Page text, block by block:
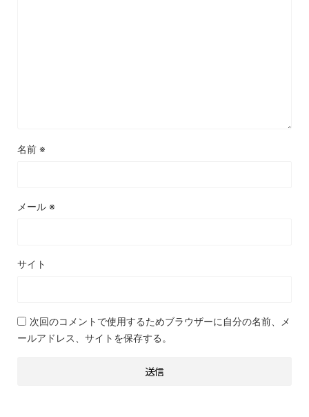
名前 ※
メール ※
サイト
次回のコメントで使用するためブラウザーに自分の名前、メ
ールアドレス、サイトを保存する。